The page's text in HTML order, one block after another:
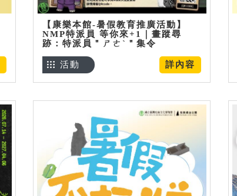
【康樂本館-暑假教育推廣活動】
NMP特派員 等你來+1｜畫蹤尋
跡：特派員＂ㄕㄜˋ＂集令
詳內容
活動